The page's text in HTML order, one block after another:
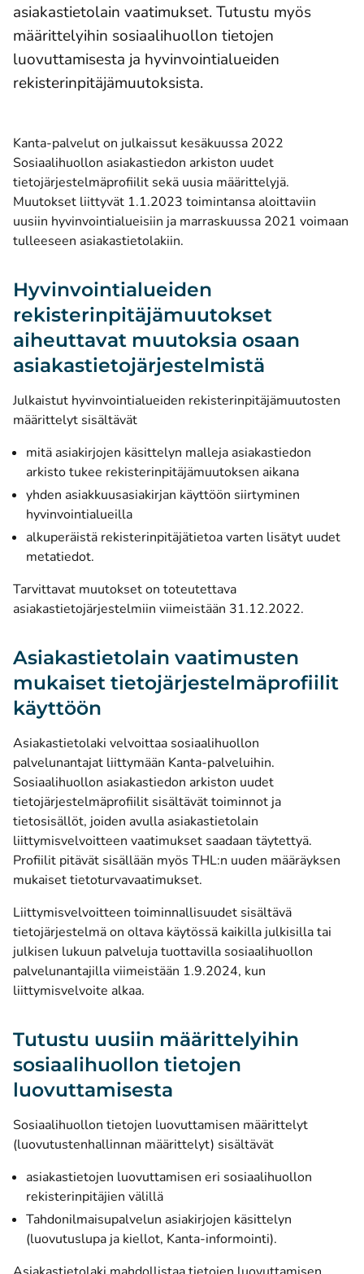
asiakastietolain vaatimukset. Tutustu myös
määrittelyihin sosiaalihuollon tietojen
luovuttamisesta ja hyvinvointialueiden
rekisterinpitäjämuutoksista.
Kanta-palvelut on julkaissut kesäkuussa 2022
Sosiaalihuollon asiakastiedon arkiston uudet
tietojärjestelmäprofiilit sekä uusia määrittelyjä.
Muutokset liittyvät 1.1.2023 toimintansa aloittaviin
uusiin hyvinvointialueisiin ja marraskuussa 2021 voimaan
tulleeseen asiakastietolakiin.
Hyvinvointialueiden
rekisterinpitäjämuutokset
aiheuttavat muutoksia osaan
asiakastietojärjestelmistä
Julkaistut hyvinvointialueiden rekisterinpitäjämuutosten
määrittelyt sisältävät
mitä asiakirjojen käsittelyn malleja asiakastiedon
arkisto tukee rekisterinpitäjämuutoksen aikana
yhden asiakkuusasiakirjan käyttöön siirtyminen
hyvinvointialueilla
alkuperäistä rekisterinpitäjätietoa varten lisätyt uudet
metatiedot.
Tarvittavat muutokset on toteutettava
asiakastietojärjestelmiin viimeistään 31.12.2022.
Asiakastietolain vaatimusten
mukaiset tietojärjestelmäprofiilit
käyttöön
Asiakastietolaki velvoittaa sosiaalihuollon
palvelunantajat liittymään Kanta-palveluihin.
Sosiaalihuollon asiakastiedon arkiston uudet
tietojärjestelmäprofiilit sisältävät toiminnot ja
tietosisällöt, joiden avulla asiakastietolain
liittymisvelvoitteen vaatimukset saadaan täytettyä.
Profiilit pitävät sisällään myös THL:n uuden määräyksen
mukaiset tietoturvavaatimukset.
Liittymisvelvoitteen toiminnallisuudet sisältävä
tietojärjestelmä on oltava käytössä kaikilla julkisilla tai
julkisen lukuun palveluja tuottavilla sosiaalihuollon
palvelunantajilla viimeistään 1.9.2024, kun
liittymisvelvoite alkaa.
Tutustu uusiin määrittelyihin
sosiaalihuollon tietojen
luovuttamisesta
Sosiaalihuollon tietojen luovuttamisen määrittelyt
(luovutustenhallinnan määrittelyt) sisältävät
asiakastietojen luovuttamisen eri sosiaalihuollon
rekisterinpitäjien välillä
Tahdonilmaisupalvelun asiakirjojen käsittelyn
(luovutuslupa ja kiellot, Kanta-informointi).